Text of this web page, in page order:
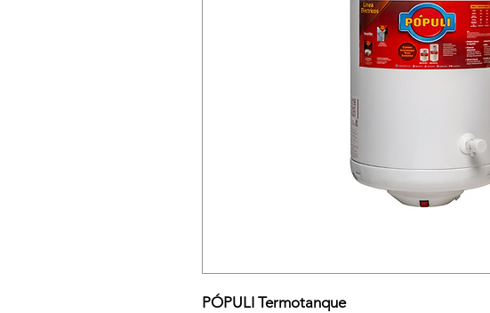
PÓPULI Termotanque